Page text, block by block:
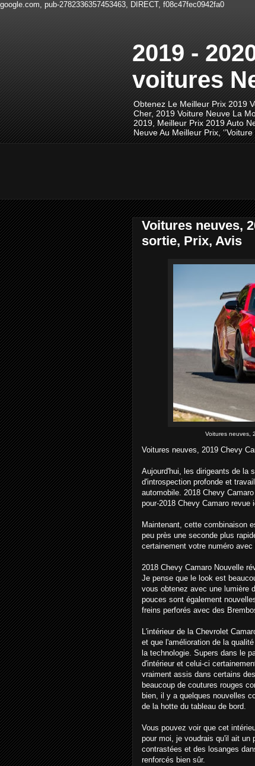
google.com, pub-2782336357453463, DIRECT, f08c47fec0942fa0
2019 -
voitures
Obtenez Le Meilleur Prix 2019
Cher, 2019 Voiture Neuve La
2019, Meilleur Prix 2019 Auto
Neuve Au Meilleur Prix,
Voitures neuves,
sortie, Prix, Avis
Voitures neuves,
Voitures neuves, 2019 Chevy
Aujourd'hui, les dirigeants de la
d'introspection profonde et
automobile. 2018 Chevy
pour-2018 Chevy Camaro revue
Maintenant, cette combinaison
peu près une seconde plus
certainement votre numéro
2018 Chevy Camaro Nouvelle
Je pense que le look est
vous obtenez avec une lumière
pouces sont également
freins perforés avec des
L'intérieur de la Chevrolet
et que l'amélioration de la
la technologie. Supers dans le
d'intérieur et celui-ci
vraiment assis dans certains
beaucoup de coutures rouges
bien, il y a quelques nouvelles
de la hotte du tableau de bord.
Vous pouvez voir que cet
pour moi, je voudrais qu'il ait un
contrastées et des losanges
renforcés bien sûr.